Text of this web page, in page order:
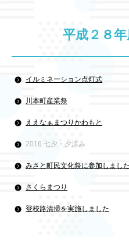
平成２８
イルミネーション点灯式
川本町産業祭
ええなぁまつりかわもと
2016 七夕・夕涼み
みさと町民文化祭に参加しました
さくらまつり
登校路清掃を実施しました